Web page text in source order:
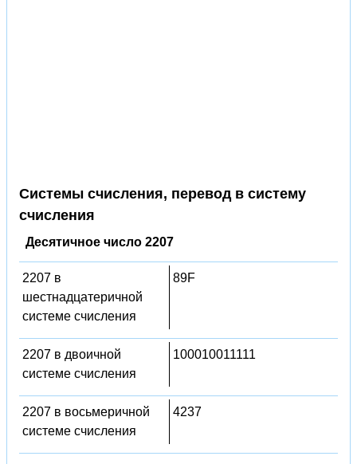
Системы счисления, перевод в систему
счисления
Десятичное число 2207
2207 в
шестнадцатеричной
системе счисления
89F
2207 в двоичной
системе счисления
100010011111
2207 в восьмеричной
системе счисления
4237